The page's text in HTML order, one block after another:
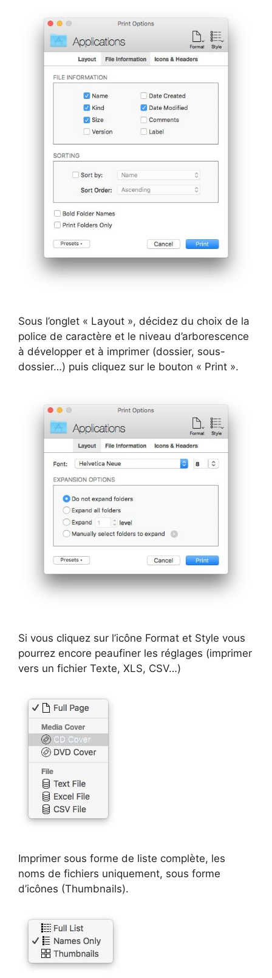
Sous l’onglet « Layout », décidez du choix de la
police de caractère et le niveau d’arborescence
à développer et à imprimer (dossier, sous-
dossier…) puis cliquez sur le bouton « Print ».
Si vous cliquez sur l’icône Format et Style vous
pourrez encore peaufiner les réglages (imprimer
vers un fichier Texte, XLS, CSV…)
Imprimer sous forme de liste complète, les
noms de fichiers uniquement, sous forme
d’icônes (Thumbnails).